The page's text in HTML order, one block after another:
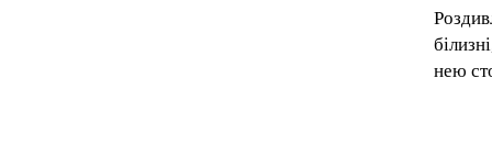
Роз
білизні
нею